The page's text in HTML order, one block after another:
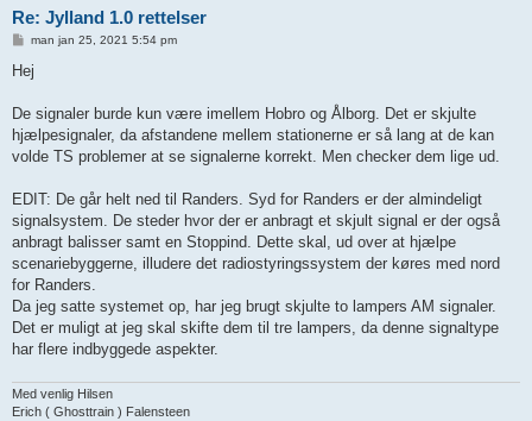
Re: Jylland 1.0 rettelser
d
g
man jan 25, 2021 5:54 pm
Hej
De signaler burde kun være imellem Hobro og Ålborg. Det er skjulte
hjælpesignaler, da afstandene mellem stationerne er så lang at de kan
volde TS problemer at se signalerne korrekt. Men checker dem lige ud.
EDIT: De går helt ned til Randers. Syd for Randers er der almindeligt
signalsystem. De steder hvor der er anbragt et skjult signal er der også
anbragt balisser samt en Stoppind. Dette skal, ud over at hjælpe
scenariebyggerne, illudere det radiostyringssystem der køres med nord
for Randers.
Da jeg satte systemet op, har jeg brugt skjulte to lampers AM signaler.
Det er muligt at jeg skal skifte dem til tre lampers, da denne signaltype
har flere indbyggede aspekter.
Med venlig Hilsen
Erich ( Ghosttrain ) Falensteen